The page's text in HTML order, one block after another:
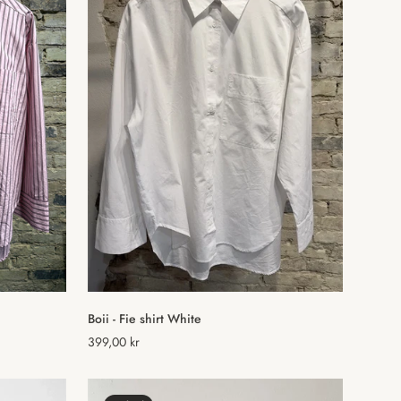
Vælg muligheder
Boii - Fie shirt White
Normal
399,00 kr